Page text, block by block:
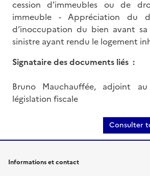
cession d'immeubles ou de
immeuble - Appréciation du
d’inoccupation du bien avant
sinistre ayant rendu le logement
Signataire des documents liés :
Bruno Mauchauffée, adjoint
législation fiscale
Consulter
Informations et contact